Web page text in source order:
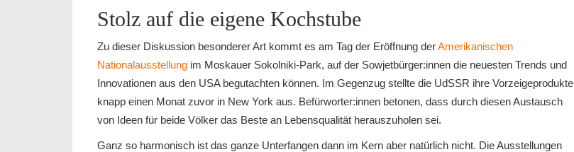
Stolz auf die eigene Kochstube
Zu dieser Diskussion besonderer Art kommt es am Tag der Eröffnung derAmerikanischen
Nationalausstellung im Moskauer Sokolniki-Park, auf der Sowjetbürger:innen die neuesten Trends und
Innovationen aus den USA begutachten können. Im Gegenzug stellte die UdSSR ihre Vorzeigeprodukte
knapp einen Monat zuvor in New York aus. Befürworter:innen betonen, dass durch diesen Austausch
von Ideen für beide Völker das Beste an Lebensqualität herauszuholen sei.
Ganz so harmonisch ist das ganze Unterfangen dann im Kern aber natürlich nicht. Die Ausstellungen